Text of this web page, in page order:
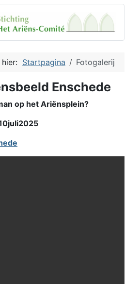
Startpagina Fotogalerij
Enschede
op het Ariënsplein?